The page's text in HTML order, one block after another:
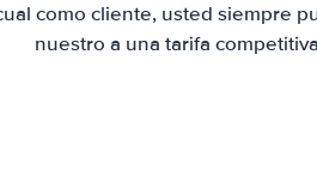
como cliente, usted siempre
nuestro a una tarifa